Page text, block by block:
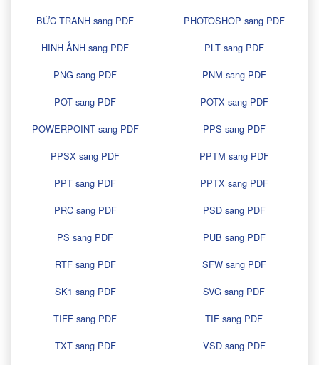
BỨC TRANH sang PDF
PHOTOSHOP sang PDF
HÌNH ẢNH sang PDF
PLT sang PDF
PNG sang PDF
PNM sang PDF
POT sang PDF
POTX sang PDF
POWERPOINT sang PDF
PPS sang PDF
PPSX sang PDF
PPTM sang PDF
PPT sang PDF
PPTX sang PDF
PRC sang PDF
PSD sang PDF
PS sang PDF
PUB sang PDF
RTF sang PDF
SFW sang PDF
SK1 sang PDF
SVG sang PDF
TIFF sang PDF
TIF sang PDF
TXT sang PDF
VSD sang PDF